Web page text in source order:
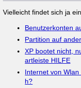
Vielleicht findet sich ja
Benutzerkonten
Partition auf
XP bootet nicht,
artleiste HILFE
Internet von
h?